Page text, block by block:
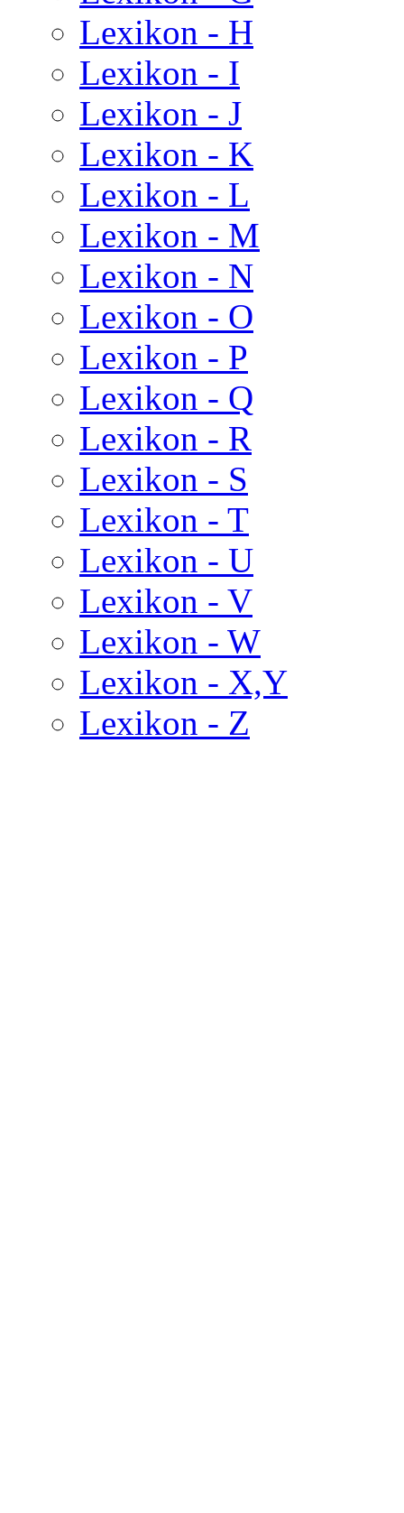
Lexikon - H
Lexikon - I
Lexikon - J
Lexikon - K
Lexikon - L
Lexikon - M
Lexikon - N
Lexikon - O
Lexikon - P
Lexikon - Q
Lexikon - R
Lexikon - S
Lexikon - T
Lexikon - U
Lexikon - V
Lexikon - W
Lexikon - X,Y
Lexikon - Z